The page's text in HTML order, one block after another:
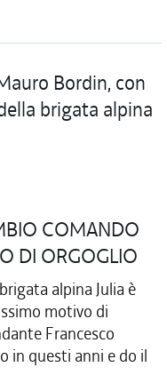
COMANDO
DI ORGOGLIO
alpina Julia è
motivo di
Francesco
in questi anni e do il